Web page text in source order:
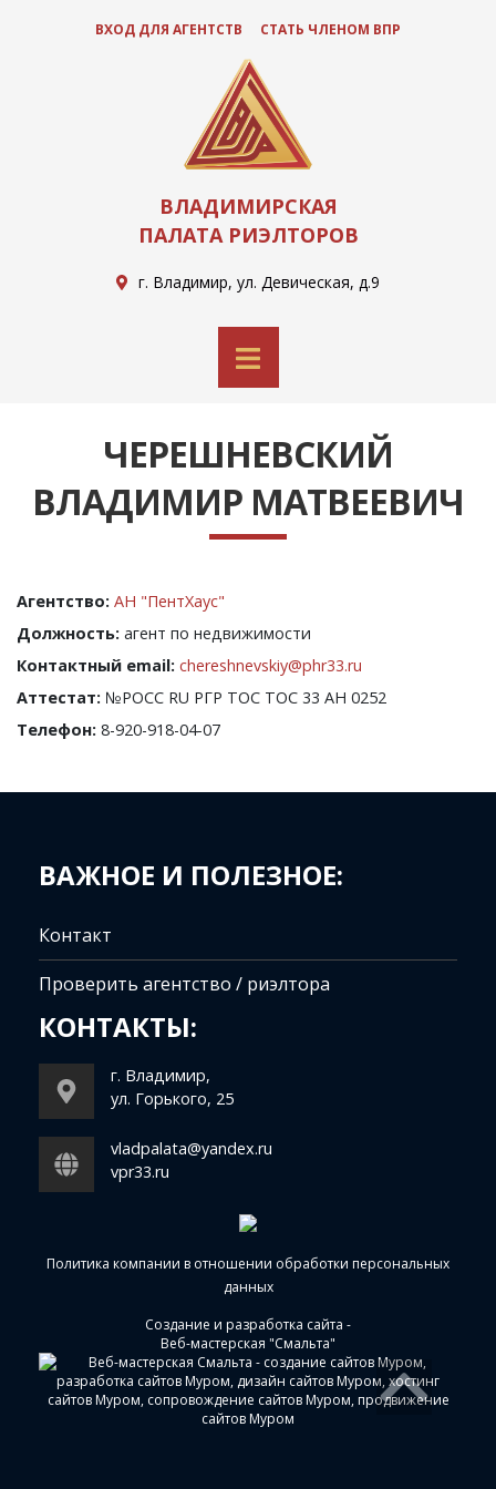
ВХОД ДЛЯ АГЕНТСТВ СТАТЬ ЧЛЕНОМ ВПР
ВЛАДИМИРСКАЯ
ПАЛАТА РИЭЛТОРОВ
г. Владимир, ул. Девическая, д.9
ЧЕРЕШНЕВСКИЙ
ВЛАДИМИР МАТВЕЕВИЧ
Агентство: АН "ПентХаус"
Должность: агент по недвижимости
Контактный email: chereshnevskiy@phr33.ru
Аттестат: №РОСС RU РГР ТОС ТОС 33 АН 0252
Телефон: 8-920-918-04-07
ВАЖНОЕ И ПОЛЕЗНОЕ:
Контакт
Проверить агентство / риэлтора
КОНТАКТЫ:
г. Владимир,
ул. Горького, 25
vladpalata@yandex.ru
vpr33.ru
Политика компании в отношении обработки персональных
данных
Создание и разработка сайта -
Веб-мастерская "Смальта"